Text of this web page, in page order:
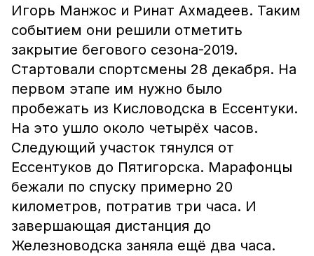
Игорь Манжос и Ринат Ахмадеев. Таким
событием они решили отметить
закрытие бегового сезона-2019.
Стартовали спортсмены 28 декабря. На
первом этапе им нужно было
пробежать из Кисловодска в Ессентуки.
На это ушло около четырёх часов.
Следующий участок тянулся от
Ессентуков до Пятигорска. Марафонцы
бежали по спуску примерно 20
километров, потратив три часа. И
завершающая дистанция до
Железноводска заняла ещё два часа.